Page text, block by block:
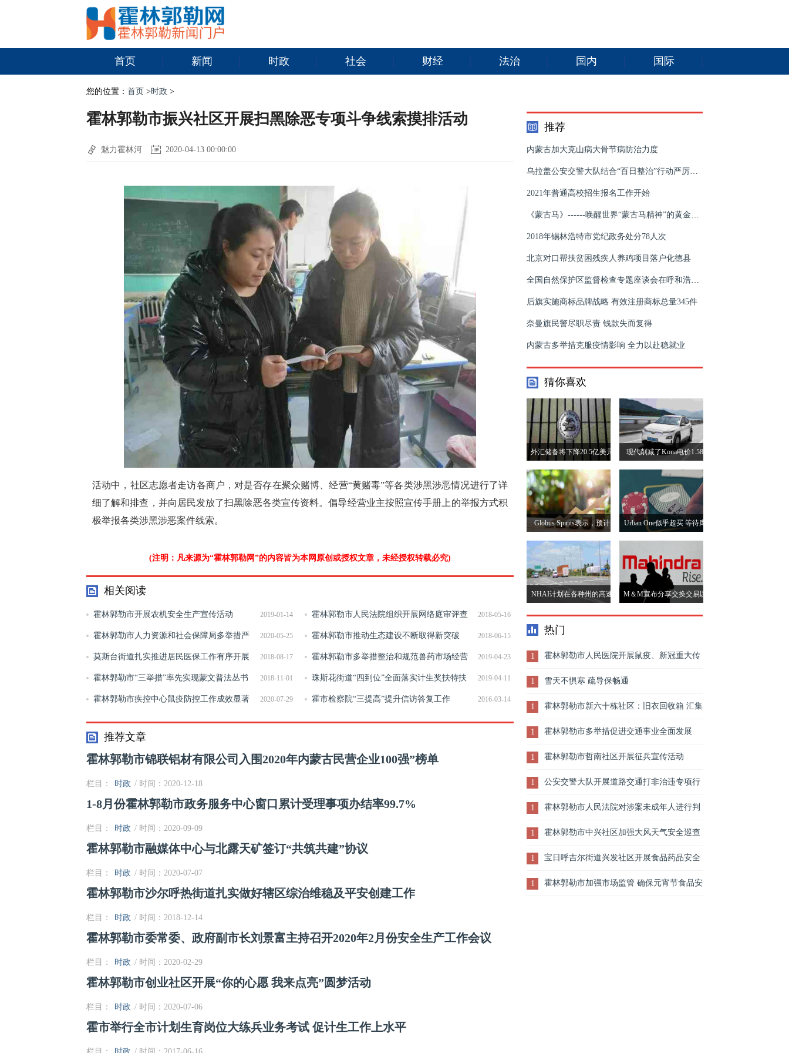
首页 新闻 时政 社会 财经 法治 国内 国际
您的位置： 首页 >时政 >
霍林郭勒市振兴社区开展扫黑除恶专项斗争线索摸排活动
魅力霍林河 2020-04-13 00:00:00
活动中，社区志愿者走访各商户，对是否存在聚众赌博、经营“黄赌毒”等各类涉黑涉恶情况进行了详
细了解和排查，并向居民发放了扫黑除恶各类宣传资料。倡导经营业主按照宣传手册上的举报方式积
极举报各类涉黑涉恶案件线索。
(注明：凡来源为“霍林郭勒网”的内容皆为本网原创或授权文章，未经授权转载必究)
相关阅读
2019-01-14
霍林郭勒市开展农机安全生产宣传活动 2018-05-16
霍林郭勒市人民法院组织开展网络庭审评查
全面提升庭审规范化水平
2020-05-25
霍林郭勒市人力资源和社会保障局多举措严
抓用工备案工作
2018-06-15
霍林郭勒市推动生态建设不断取得新突破
2018-08-17
莫斯台街道扎实推进居民医保工作有序开展 2019-04-23
霍林郭勒市多举措整治和规范兽药市场经营
秩序
2018-11-01
霍林郭勒市“三举措”率先实现蒙文普法丛书
送基层全覆盖
2019-04-11
珠斯花街道“四到位”全面落实计生奖扶特扶
政策
2020-07-29
霍林郭勒市疾控中心鼠疫防控工作成效显著 2016-03-14
霍市检察院“三提高”提升信访答复工作
推荐文章
霍林郭勒市锦联铝材有限公司入围2020年内蒙古民营企业100强”榜单
栏目： 时政 / 时间：2020-12-18
1-8月份霍林郭勒市政务服务中心窗口累计受理事项办结率99.7%
栏目： 时政 / 时间：2020-09-09
霍林郭勒市融媒体中心与北露天矿签订“共筑共建”协议
栏目： 时政 / 时间：2020-07-07
霍林郭勒市沙尔呼热街道扎实做好辖区综治维稳及平安创建工作
栏目： 时政 / 时间：2018-12-14
霍林郭勒市委常委、政府副市长刘景富主持召开2020年2月份安全生产工作会议
栏目： 时政 / 时间：2020-02-29
霍林郭勒市创业社区开展“你的心愿 我来点亮”圆梦活动
栏目： 时政 / 时间：2020-07-06
霍市举行全市计划生育岗位大练兵业务考试 促计生工作上水平
推荐
内蒙古加大克山病大骨节病防治力度
乌拉盖公安交警大队结合“百日整治”行动严厉打击机动车假牌套牌违法行为
2021年普通高校招生报名工作开始
《蒙古马》------唤醒世界“蒙古马精神”的黄金记忆
2018年锡林浩特市党纪政务处分78人次
北京对口帮扶贫困残疾人养鸡项目落户化德县
全国自然保护区监督检查专题座谈会在呼和浩特举行
后旗实施商标品牌战略 有效注册商标总量345件
奈曼旗民警尽职尽责 钱款失而复得
内蒙古多举措克服疫情影响 全力以赴稳就业
猜你喜欢
外汇储备将下降20.5亿美元
至41790亿美元
现代削减了Kona电价1.58
Lakh至23.71 Lakh Post Cut
Globus Spirits表示，预计
2019财年的收入增长14％
Urban One似乎超买 等待库
存修正
NHAI计划在各种州的高速 M＆M宣布分享交换交易以
热门
1 霍林郭勒市人民医院开展鼠疫、新冠重大传
染病防控应急演练
1 雪天不惧寒 疏导保畅通
1 霍林郭勒市新六十栋社区：旧衣回收箱 汇集
正能量
1 霍林郭勒市多举措促进交通事业全面发展
1 霍林郭勒市哲南社区开展征兵宣传活动
1 公安交警大队开展道路交通打非治违专项行
动1 霍林郭勒市人民法院对涉案未成年人进行判
前调查走访
1 霍林郭勒市中兴社区加强大风天气安全巡查
工作
1 宝日呼吉尔街道兴发社区开展食品药品安全
专项检查宣传活动
1 霍林郭勒市加强市场监管 确保元宵节食品安